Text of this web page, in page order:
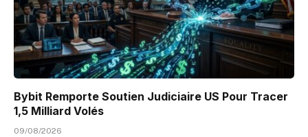
Bybit Remporte Soutien Judiciaire US Pour Tracer
1,5 Milliard Volés
09/08/2026